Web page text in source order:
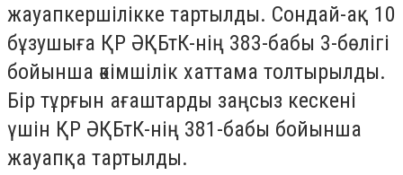
жауапкершілікке тартылды. Сондай-ақ 10
бұзушыға ҚР ӘҚБтК-нің 383-бабы 3-бөлігі
бойынша әкімшілік хаттама толтырылды.
Бір тұрғын ағаштарды заңсыз кескені
үшін ҚР ӘҚБтК-нің 381-бабы бойынша
жауапқа тартылды.